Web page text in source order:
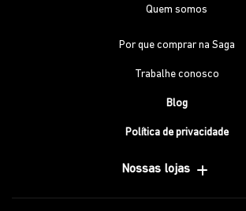
Quem somos
Por que comprar na Saga
Trabalhe conosco
Blog
Política de privacidade
Nossas lojas